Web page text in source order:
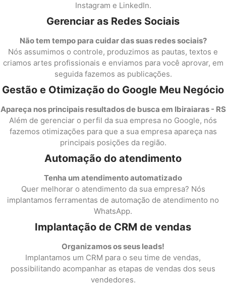
Instagram e LinkedIn.
Gerenciar as Redes Sociais
Não tem tempo para cuidar das suas redes sociais?
Nós assumimos o controle, produzimos as pautas, textos e
criamos artes profissionais e enviamos para você aprovar, em
seguida fazemos as publicações.
Gestão e Otimização do Google Meu Negócio
Apareça nos principais resultados de busca em Ibiraiaras - RS
Além de gerenciar o perfil da sua empresa no Google, nós
fazemos otimizações para que a sua empresa apareça nas
principais posições da região.
Automação do atendimento
Tenha um atendimento automatizado
Quer melhorar o atendimento da sua empresa? Nós
implantamos ferramentas de automação de atendimento no
WhatsApp.
Implantação de CRM de vendas
Organizamos os seus leads!
Implantamos um CRM para o seu time de vendas,
possibilitando acompanhar as etapas de vendas dos seus
vendedores.